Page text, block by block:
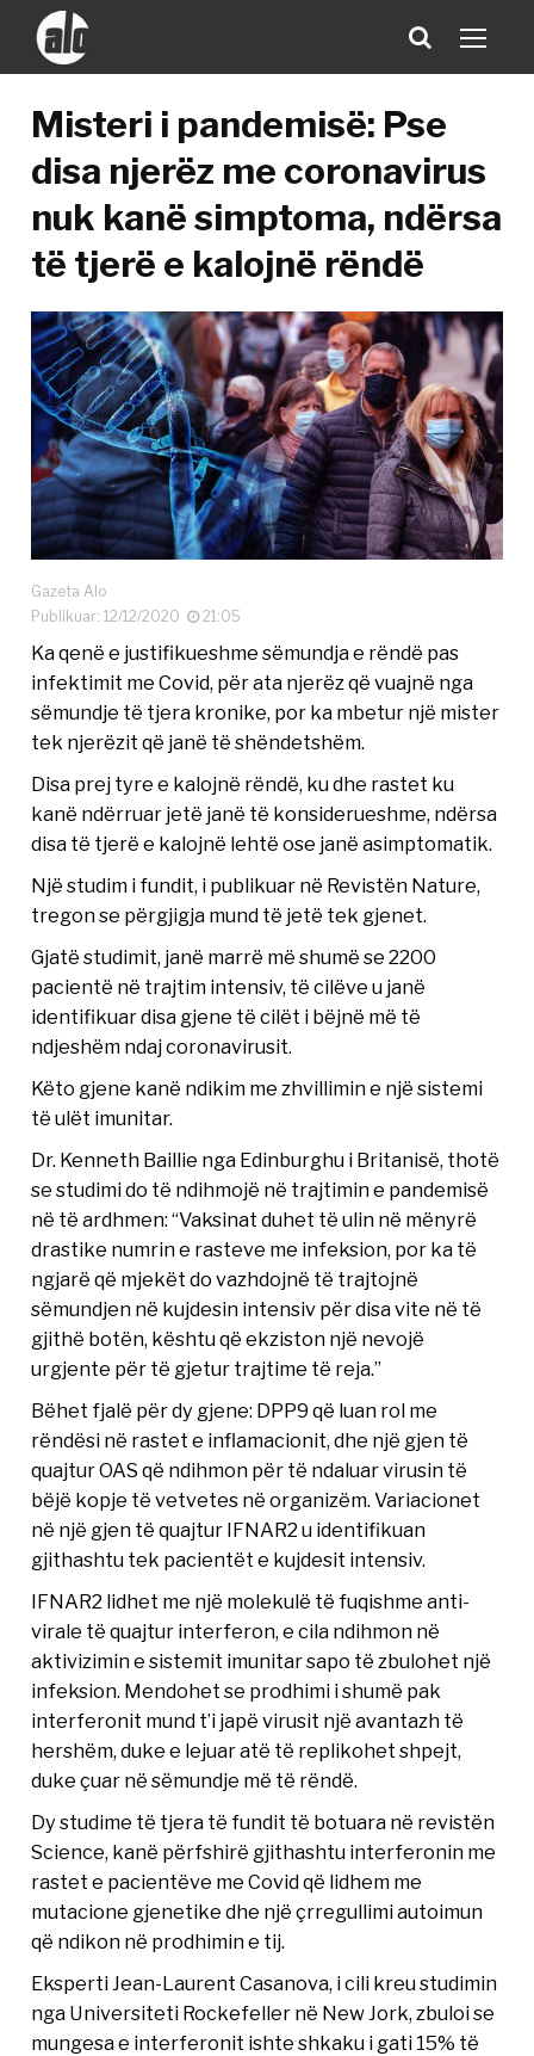
Misteri i pandemisë: Pse
disa njerëz me coronavirus
nuk kanë simptoma, ndërsa
të tjerë e kalojnë rëndë
Gazeta Alo
Publikuar: 12/12/2020
21:05
Ka qenë e justifikueshme sëmundja e rëndë pas
infektimit me Covid, për ata njerëz që vuajnë nga
sëmundje të tjera kronike, por ka mbetur një mister
tek njerëzit që janë të shëndetshëm.
Disa prej tyre e kalojnë rëndë, ku dhe rastet ku
kanë ndërruar jetë janë të konsiderueshme, ndërsa
disa të tjerë e kalojnë lehtë ose janë asimptomatik.
Një studim i fundit, i publikuar në Revistën Nature,
tregon se përgjigja mund të jetë tek gjenet.
Gjatë studimit, janë marrë më shumë se 2200
pacientë në trajtim intensiv, të cilëve u janë
identifikuar disa gjene të cilët i bëjnë më të
ndjeshëm ndaj coronavirusit.
Këto gjene kanë ndikim me zhvillimin e një sistemi
të ulët imunitar.
Dr. Kenneth Baillie nga Edinburghu i Britanisë, thotë
se studimi do të ndihmojë në trajtimin e pandemisë
në të ardhmen: “Vaksinat duhet të ulin në mënyrë
drastike numrin e rasteve me infeksion, por ka të
ngjarë që mjekët do vazhdojnë të trajtojnë
sëmundjen në kujdesin intensiv për disa vite në të
gjithë botën, kështu që ekziston një nevojë
urgjente për të gjetur trajtime të reja.”
Bëhet fjalë për dy gjene: DPP9 që luan rol me
rëndësi në rastet e inflamacionit, dhe një gjen të
quajtur OAS që ndihmon për të ndaluar virusin të
bëjë kopje të vetvetes në organizëm. Variacionet
në një gjen të quajtur IFNAR2 u identifikuan
gjithashtu tek pacientët e kujdesit intensiv.
IFNAR2 lidhet me një molekulë të fuqishme anti-
virale të quajtur interferon, e cila ndihmon në
aktivizimin e sistemit imunitar sapo të zbulohet një
infeksion. Mendohet se prodhimi i shumë pak
interferonit mund t’i japë virusit një avantazh të
hershëm, duke e lejuar atë të replikohet shpejt,
duke çuar në sëmundje më të rëndë.
Dy studime të tjera të fundit të botuara në revistën
Science, kanë përfshirë gjithashtu interferonin me
rastet e pacientëve me Covid që lidhem me
mutacione gjenetike dhe një çrregullimi autoimun
që ndikon në prodhimin e tij.
Eksperti Jean-Laurent Casanova, i cili kreu studimin
nga Universiteti Rockefeller në New Jork, zbuloi se
mungesa e interferonit ishte shkaku i gati 15% të